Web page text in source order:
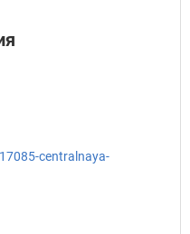
centralnaya-